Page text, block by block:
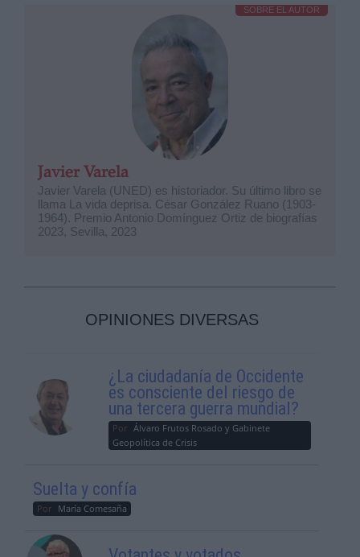
SOBRE EL AUTOR
Javier Varela
Javier Varela (UNED) es historiador. Su último libro se
llama La vida deprisa. César González Ruano (1903-
1964). Premio Antonio Domínguez Ortiz de biografías
2023, Sevilla, 2023
OPINIONES DIVERSAS
¿La ciudadanía de Occidente
es consciente del riesgo de
una tercera guerra mundial?
Por Álvaro Frutos Rosado y Gabinete
Geopolítica de Crisis
Suelta y confía
Por María Comesaña